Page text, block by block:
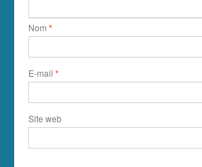
Nom *
E-mail *
Site web